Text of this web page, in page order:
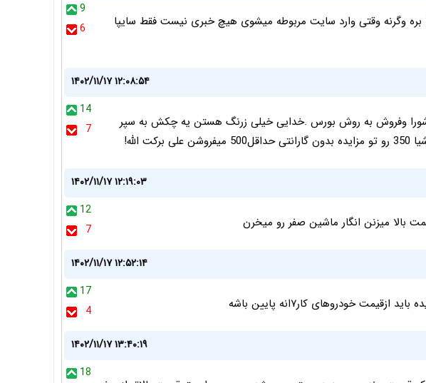
9
6
بره وگرنه وقتی وارد سایت مربوطه میشوی هیچ خبری نیست فقط سایپا
۱۴۰۲/۱۱/۱۷ ۱۲:۰۸:۵۴
14
7
وفروش به روش بورس .خدایی خیلی زرنگ هستن یه چکش به سپر
الله!
۱۴۰۲/۱۱/۱۷ ۱۲:۱۹:۰۳
12
7
بالا میزنن انگار ماشین صفر رو میخرن
۱۴۰۲/۱۱/۱۷ ۱۲:۵۲:۱۴
17
4
خودروهای کار۷انه پایین باشه
۱۴۰۲/۱۱/۱۷ ۱۳:۴۰:۱۹
18